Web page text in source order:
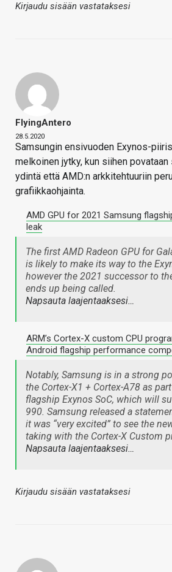
Kirjaudu sisään vastataksesi
FlyingAntero
28.5.2020
Samsungin ensivuoden Exynos-
melkoinen jytky, kun siihen povataan
ydintä että AMD:n arkkitehtuuriin
grafiikkaohjainta.
AMD GPU for 2021 Samsung
leak
The first AMD Radeon GPU for
is likely to make its way to the
however the 2021 successor to
ends up being called.
Napsauta laajentaaksesi…
ARM’s Cortex-X custom CPU
Android flagship performance
Notably, Samsung is in a strong
the Cortex-X1 + Cortex-A78 as
flagship Exynos SoC, which will
990. Samsung released a
it was “very excited” to see the
taking with the Cortex-X Custom
Napsauta laajentaaksesi…
Kirjaudu sisään vastataksesi